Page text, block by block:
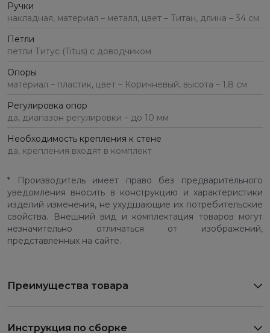
Ручки
накладная, материал – металл, цвет – Титан, длина – 34 см
Петли
петли Титус (Titus) с доводчиком
Опоры
материал – пластик, цвет – Коричневый, высота – 1,8 см
Регулировка опор
да, диапазон регулировки – до 10 мм
Необходимость крепления к стене
да, крепления входят в комплект
* Производитель имеет право без предварительного
уведомления вносить в конструкцию и характеристики
изделий изменения, не ухудшающие их потребительские
свойства. Внешний вид и комплектация товаров могут
незначительно отличаться от изображений,
представленных на сайте.
Преимущества товара
Инструкция по сборке